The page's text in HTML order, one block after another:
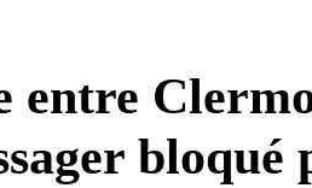
entre
bloqué